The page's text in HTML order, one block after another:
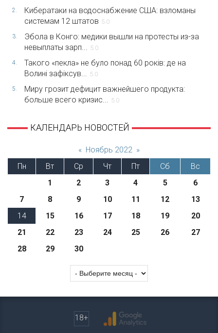
2.
Кибератаки на водоснабжение США: взломаны
системам 12 штатов 5.0
3.
Эбола в Конго: медики вышли на протесты из-за
невыплаты зарп... 5.0
4.
Такого «пекла» не було понад 60 років: де на
Волині зафіксув... 5.0
5.
Миру грозит дефицит важнейшего продукта:
больше всего кризис... 5.0
КАЛЕНДАРЬ НОВОСТЕЙ
« Ноябрь 2022 »
Пн
Вт Ср Чт Пт Сб
Вс
1
2 3 4 5
6
7
8 9 10 11 12
13
14
15 16 17 18 19
20
21
22 23 24 25 26
27
28
29 30
18+